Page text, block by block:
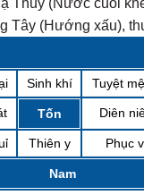
Thủy (Nước cuối
Tây (Hướng xấu),
Sinh khí Tuyệt
Tốn Diên
Thiên y Phục
Nam